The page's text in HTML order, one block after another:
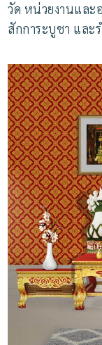
วัด หน่วยงานและ
สักการะบูชา และ